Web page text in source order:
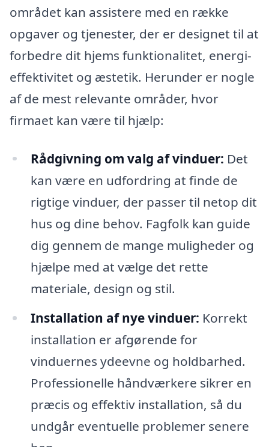
området kan assistere med en række
opgaver og tjenester, der er designet til at
forbedre dit hjems funktionalitet, energi-
effektivitet og æstetik. Herunder er nogle
af de mest relevante områder, hvor
firmaet kan være til hjælp:
Rådgivning om valg af vinduer: Det
kan være en udfordring at finde de
rigtige vinduer, der passer til netop dit
hus og dine behov. Fagfolk kan guide
dig gennem de mange muligheder og
hjælpe med at vælge det rette
materiale, design og stil.
Installation af nye vinduer: Korrekt
installation er afgørende for
vinduernes ydeevne og holdbarhed.
Professionelle håndværkere sikrer en
præcis og effektiv installation, så du
undgår eventuelle problemer senere